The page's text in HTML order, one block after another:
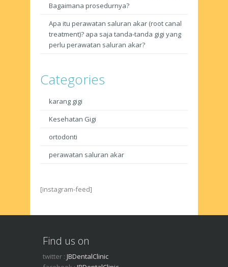
Bagaimana prosedurnya?
Apa itu perawatan saluran akar (root canal
treatment)? apa saja tanda-tanda gigi yang
perlu perawatan saluran akar?
Categories
karang gigi
Kesehatan Gigi
ortodonti
perawatan saluran akar
[instagram-feed]
Find us on
twitter : JBDentalClinic